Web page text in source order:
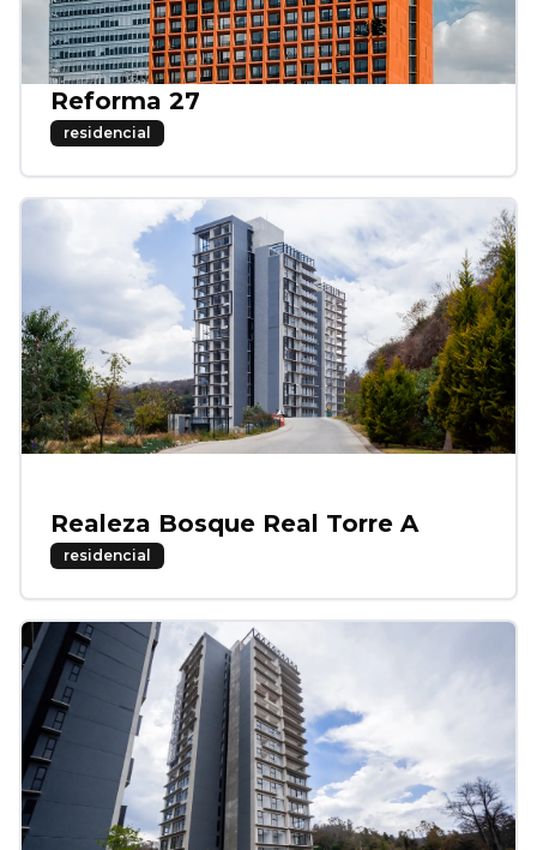
Reforma 27
residencial
Realeza Bosque Real Torre A
residencial